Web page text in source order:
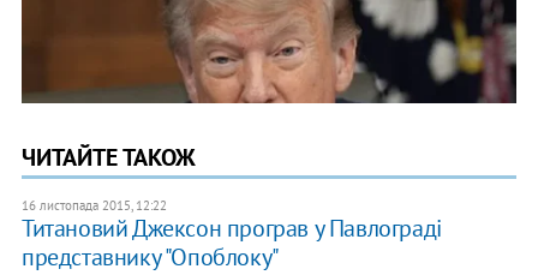
ЧИТАЙТЕ ТАКОЖ
16 листопада 2015, 12:22
Титановий Джексон програв у Павлограді
представнику "Опоблоку"